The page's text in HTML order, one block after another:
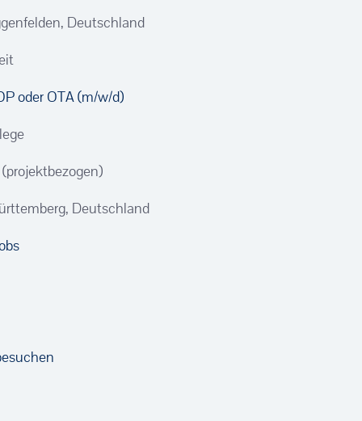
Deutschland
oder OTA (m/w/d)
Deutschland